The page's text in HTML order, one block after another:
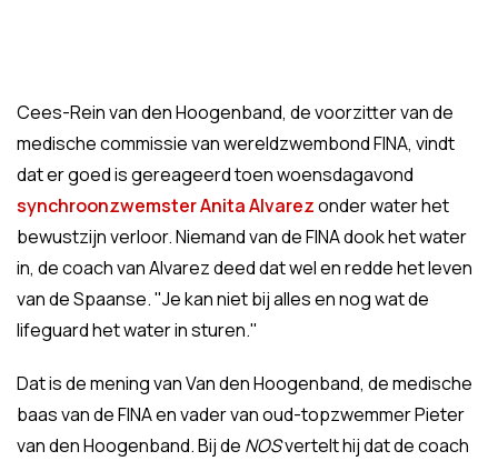
Cees-Rein van den Hoogenband, de voorzitter van de
medische commissie van wereldzwembond FINA, vindt
dat er goed is gereageerd toen woensdagavond
synchroonzwemster Anita Alvarezonder water het
bewustzijn verloor. Niemand van de FINA dook het water
in, de coach van Alvarez deed dat wel en redde het leven
van de Spaanse. "Je kan niet bij alles en nog wat de
lifeguard het water in sturen."
Dat is de mening van Van den Hoogenband, de medische
baas van de FINA en vader van oud-topzwemmer Pieter
van den Hoogenband. Bij de NOSvertelt hij dat de coach